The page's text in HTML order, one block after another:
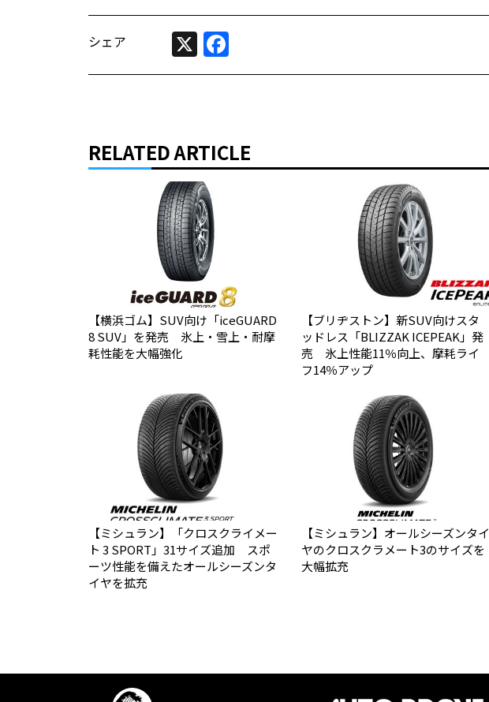
シェア X
RELATED ARTICLE
【横浜ゴム】SUV向け「iceGUARD
8 SUV」を発売 氷上・雪上・耐摩
耗性能を大幅強化
【ブリヂストン】新SUV向けスタ
ッドレス「BLIZZAK ICEPEAK」発
売 氷上性能11％向上、摩耗ライ
フ14％アップ
【ミシュラン】「クロスクライメー
ト 3 SPORT」31サイズ追加 スポ
ーツ性能を備えたオールシーズンタ
イヤを拡充
【ミシュラン】オールシーズンタイ
ヤのクロスクラメート3のサイズを
大幅拡充